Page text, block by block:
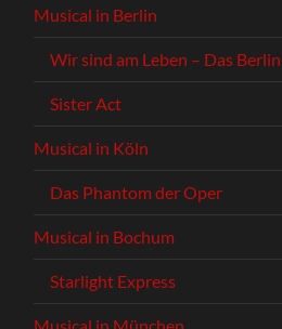
Musical in Berlin
Wir sind am Leben – Das
Sister Act
Musical in Köln
Das Phantom der Oper
Musical in Bochum
Starlight Express